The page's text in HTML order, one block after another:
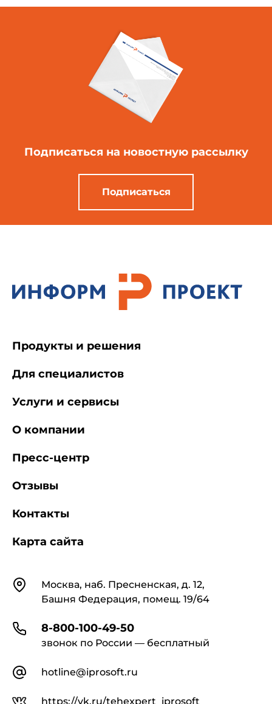
Подписаться на новостную рассылку
Подписаться
КонтактыМосква, наб. Пресненская, д. 12,
Башня Федерация, помещ. 19/64
8-800-100-49-50
звонок по России — бесплатный
hotline@iprosoft.ru
https://vk.ru/tehexpert_iprosoft
Продукты и решения
Для специалистов
Услуги и сервисы
О компании
Пресс-центр
Отзывы
Контакты
Карта сайта